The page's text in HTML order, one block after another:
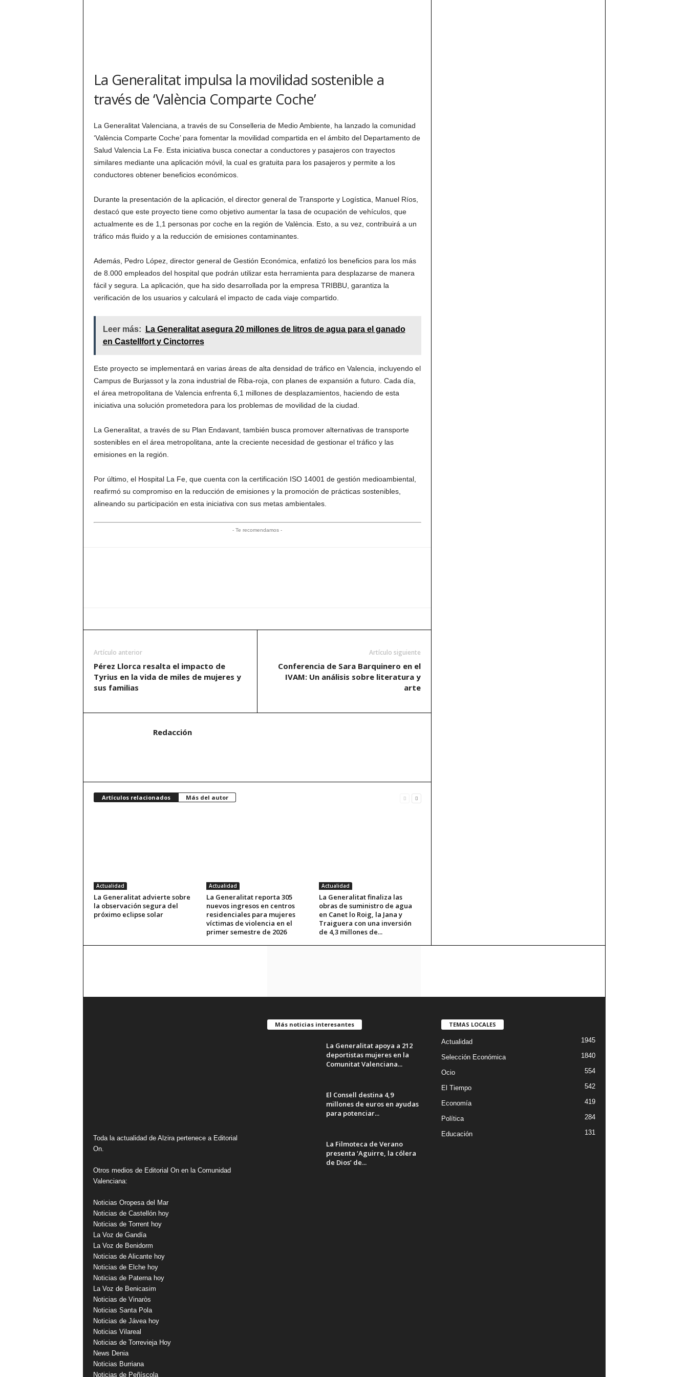
La Generalitat impulsa la movilidad sostenible a
través de ‘València Comparte Coche’
La Generalitat Valenciana, a través de su Conselleria de Medio Ambiente, ha lanzado la comunidad
‘València Comparte Coche’ para fomentar la movilidad compartida en el ámbito del Departamento de
Salud Valencia La Fe. Esta iniciativa busca conectar a conductores y pasajeros con trayectos
similares mediante una aplicación móvil, la cual es gratuita para los pasajeros y permite a los
conductores obtener beneficios económicos.
Durante la presentación de la aplicación, el director general de Transporte y Logística, Manuel Ríos,
destacó que este proyecto tiene como objetivo aumentar la tasa de ocupación de vehículos, que
actualmente es de 1,1 personas por coche en la región de València. Esto, a su vez, contribuirá a un
tráfico más fluido y a la reducción de emisiones contaminantes.
Además, Pedro López, director general de Gestión Económica, enfatizó los beneficios para los más
de 8.000 empleados del hospital que podrán utilizar esta herramienta para desplazarse de manera
fácil y segura. La aplicación, que ha sido desarrollada por la empresa TRIBBU, garantiza la
verificación de los usuarios y calculará el impacto de cada viaje compartido.
Leer más:
La Generalitat asegura 20 millones de litros de agua para el ganado
en Castellfort y Cinctorres
Este proyecto se implementará en varias áreas de alta densidad de tráfico en Valencia, incluyendo el
Campus de Burjassot y la zona industrial de Riba-roja, con planes de expansión a futuro. Cada día,
el área metropolitana de Valencia enfrenta 6,1 millones de desplazamientos, haciendo de esta
iniciativa una solución prometedora para los problemas de movilidad de la ciudad.
La Generalitat, a través de su Plan Endavant, también busca promover alternativas de transporte
sostenibles en el área metropolitana, ante la creciente necesidad de gestionar el tráfico y las
emisiones en la región.
Por último, el Hospital La Fe, que cuenta con la certificación ISO 14001 de gestión medioambiental,
reafirmó su compromiso en la reducción de emisiones y la promoción de prácticas sostenibles,
alineando su participación en esta iniciativa con sus metas ambientales.
- Te recomendamos -
Artículo anterior
Pérez Llorca resalta el impacto de
Tyrius en la vida de miles de mujeres y
sus familias
Artículo siguiente
Conferencia de Sara Barquinero en el
IVAM: Un análisis sobre literatura y
arte
Redacción
Artículos relacionados Más del autor
Actualidad
La Generalitat advierte sobre
la observación segura del
próximo eclipse solar
Actualidad
La Generalitat reporta 305
nuevos ingresos en centros
residenciales para mujeres
víctimas de violencia en el
primer semestre de 2026
Actualidad
La Generalitat finaliza las
obras de suministro de agua
en Canet lo Roig, la Jana y
Traiguera con una inversión
de 4,3 millones de...
Toda la actualidad de Alzira pertenece a Editorial
On.
Otros medios de Editorial On en la Comunidad
Valenciana:
Noticias Oropesa del Mar
Noticias de Castellón hoy
Noticias de Torrent hoy
La Voz de Gandía
La Voz de Benidorm
Noticias de Alicante hoy
Noticias de Elche hoy
Noticias de Paterna hoy
La Voz de Benicasim
Noticias de Vinaròs
Noticias Santa Pola
Noticias de Jávea hoy
Noticias Vilareal
Noticias de Torrevieja Hoy
News Denia
Noticias Burriana
Noticias de Peñíscola
Más noticias interesantes
La Generalitat apoya a 212
deportistas mujeres en la
Comunitat Valenciana...
El Consell destina 4,9
millones de euros en ayudas
para potenciar...
La Filmoteca de Verano
presenta ‘Aguirre, la cólera
de Dios’ de...
TEMAS LOCALES
Actualidad 1945
Selección Económica 1840
Ocio 554
El Tiempo 542
Economía 419
Política 284
Educación 131